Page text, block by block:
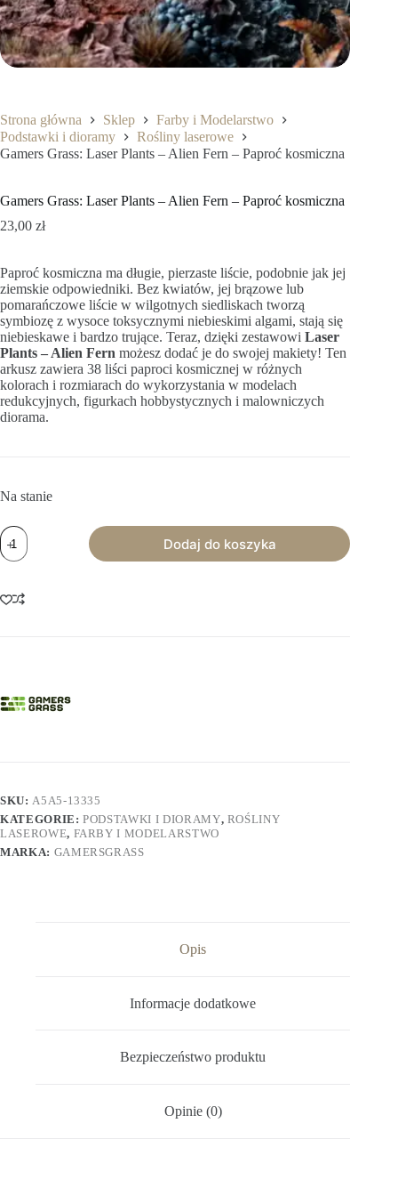
Strona główna Sklep
Farby i Modelarstwo
Podstawki i dioramy
Rośliny laserowe
Gamers Grass: Laser Plants – Alien Fern – Paproć kosmiczna
Gamers Grass: Laser Plants – Alien Fern – Paproć kosmiczna
23,00 zł
Paproć kosmiczna ma długie, pierzaste liście, podobnie jak jej
ziemskie odpowiedniki. Bez kwiatów, jej brązowe lub
pomarańczowe liście w wilgotnych siedliskach tworzą
symbiozę z wysoce toksycznymi niebieskimi algami, stają się
niebieskawe i bardzo trujące. Teraz, dzięki zestawowi Laser
Plants – Alien Fern możesz dodać je do swojej makiety! Ten
arkusz zawiera 38 liści paproci kosmicznej w różnych
kolorach i rozmiarach do wykorzystania w modelach
redukcyjnych, figurkach hobbystycznych i malowniczych
diorama.
Na stanie
ilość
Gamers
Grass:
Plants
-
Dodaj do koszyka
SKU:A5A5-13335
KATEGORIE:PODSTAWKI I DIORAMY, ROŚLINY
LASEROWE, FARBY I MODELARSTWO
MARKA: GAMERSGRASS
Opis
Informacje dodatkowe
Bezpieczeństwo produktu
Opinie (0)